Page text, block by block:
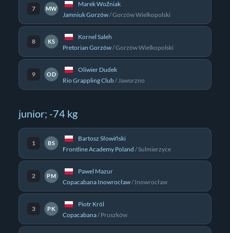
7 MW
Marek Woźniak
Jamniuk Gorzów/Gorzów Wielkopolski
8 KS
Kornel Saleh
Pretorian Gorzów/Gorzów Wielkopolski
9 OD
Oliwier Dudek
Rio Grappling Club/ Jaworzno
junior; -74 kg
1 BS
Bartosz Słowiński
Frontline Academy Poland /Sulmierzyce
2 PM
Pawel Mazur
Copacabana Inowrocław/Inowrocław
3 PK
Piotr Król
Copacabana/Pruszków